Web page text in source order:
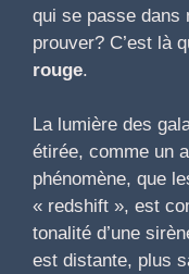
qui se passe dans
prouver? C’est là
rouge.
La lumière des
étirée, comme un
phénomène, que
« redshift », est
tonalité d’une
est distante, plus